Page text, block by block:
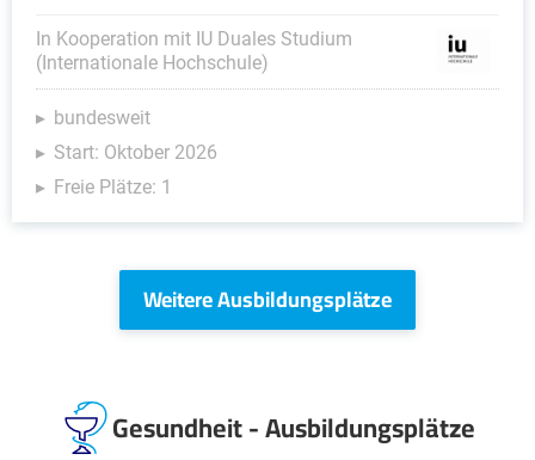
In Kooperation mit IU Duales Studium
(Internationale Hochschule)
bundesweit
Start: Oktober 2026
Freie Plätze: 1
Weitere Ausbildungsplätze
Gesundheit - Ausbildungsplätze